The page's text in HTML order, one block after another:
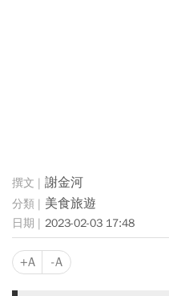
謝金河
美食旅遊
2023-02-03 17:48
+A -A